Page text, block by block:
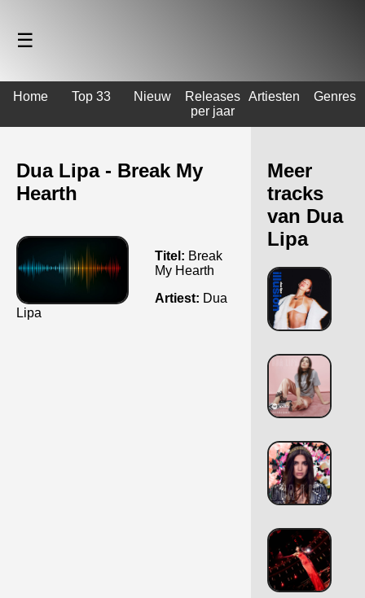
☰
Home Top 33 Nieuw
Releases
per jaar
Artiesten Genres
Dua Lipa - Break My
Hearth
Titel: Break
My Hearth
Artiest: Dua
Lipa
Meer
tracks
van Dua
Lipa